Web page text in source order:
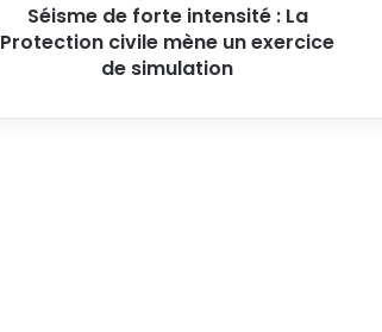
Séisme de forte intensité : La
Protection civile mène un exercice
de simulation